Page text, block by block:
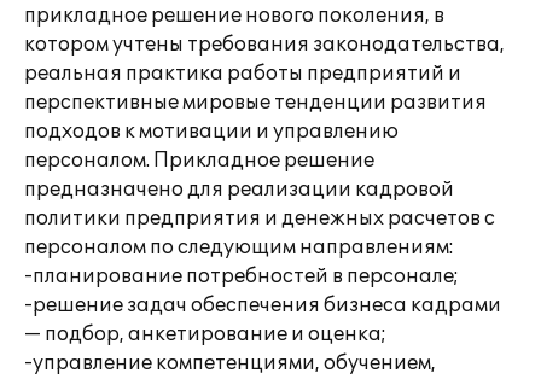
прикладное решение нового поколения, в
котором учтены требования законодательства,
реальная практика работы предприятий и
перспективные мировые тенденции развития
подходов к мотивации и управлению
персоналом. Прикладное решение
предназначено для реализации кадровой
политики предприятия и денежных расчетов с
персоналом по следующим направлениям:
-планирование потребностей в персонале;
-решение задач обеспечения бизнеса кадрами
— подбор, анкетирование и оценка;
-управление компетенциями, обучением,